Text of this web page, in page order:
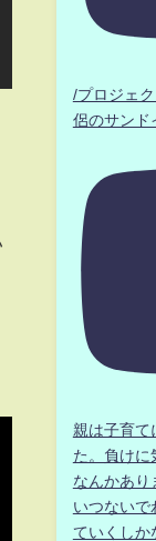
/プロジェ
侶のサンド
親は子育て
た。負けに
なんかあり
いつないで
ていくしか